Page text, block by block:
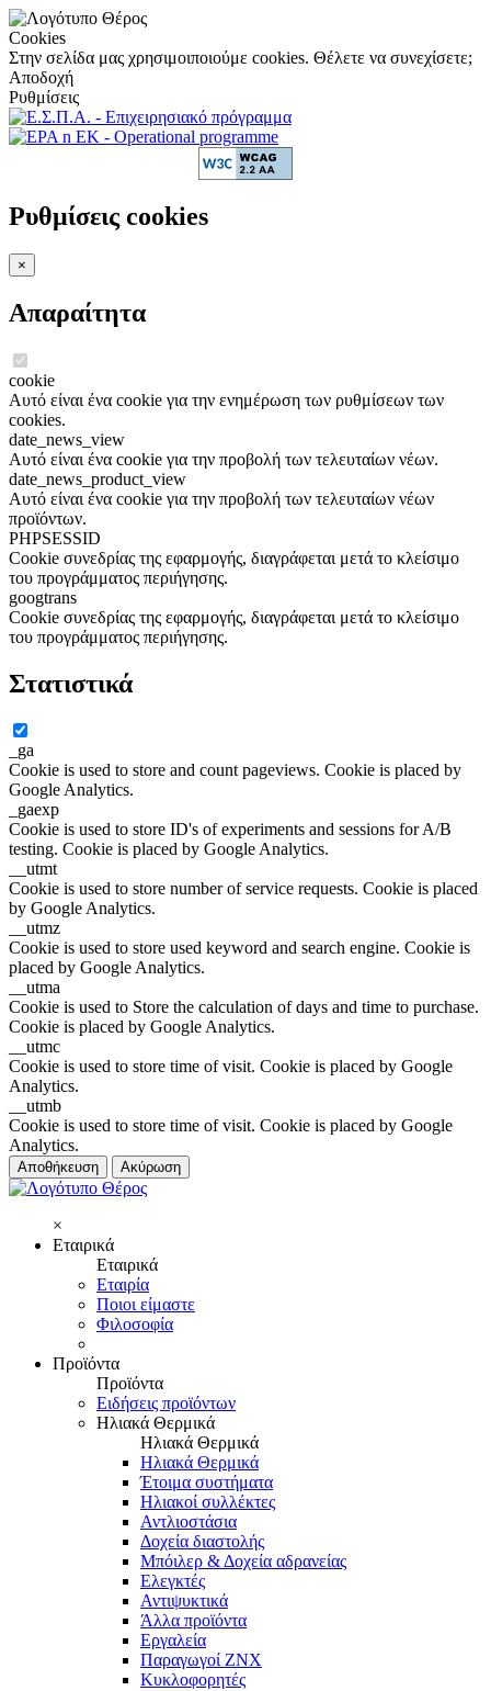
Cookies
Στην σελίδα μας χρησιμοιποιούμε cookies. Θέλετε να συνεχίσετε;
Αποδοχή
Ρυθμίσεις
Ρυθμίσεις cookies
×
Απαραίτητα
cookie
Αυτό είναι ένα cookie για την ενημέρωση των ρυθμίσεων των
cookies.
date_news_view
Αυτό είναι ένα cookie για την προβολή των τελευταίων νέων.
date_news_product_view
Αυτό είναι ένα cookie για την προβολή των τελευταίων νέων
προϊόντων.
PHPSESSID
Cookie συνεδρίας της εφαρμογής, διαγράφεται μετά το κλείσιμο
του προγράμματος περιήγησης.
googtrans
Cookie συνεδρίας της εφαρμογής, διαγράφεται μετά το κλείσιμο
του προγράμματος περιήγησης.
Στατιστικά
_ga
Cookie is used to store and count pageviews. Cookie is placed by
Google Analytics.
_gaexp
Cookie is used to store ID's of experiments and sessions for A/B
testing. Cookie is placed by Google Analytics.
__utmt
Cookie is used to store number of service requests. Cookie is placed
by Google Analytics.
__utmz
Cookie is used to store used keyword and search engine. Cookie is
placed by Google Analytics.
__utma
Cookie is used to Store the calculation of days and time to purchase.
Cookie is placed by Google Analytics.
__utmc
Cookie is used to store time of visit. Cookie is placed by Google
Analytics.
__utmb
Cookie is used to store time of visit. Cookie is placed by Google
Analytics.
Αποθήκευση Ακύρωση
×
Εταιρικά
Εταιρικά
Εταιρία
Ποιοι είμαστε
Φιλοσοφία
Προϊόντα
Προϊόντα
Ειδήσεις προϊόντων
Ηλιακά Θερμικά
Ηλιακά Θερμικά
Ηλιακά Θερμικά
Έτοιμα συστήματα
Ηλιακοί συλλέκτες
Αντλιοστάσια
Δοχεία διαστολής
Μπόιλερ & Δοχεία αδρανείας
Ελεγκτές
Αντιψυκτικά
Άλλα προϊόντα
Εργαλεία
Παραγωγοί ΖΝΧ
Κυκλοφορητές